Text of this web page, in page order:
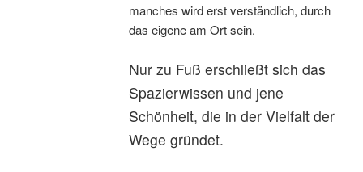
manches wird erst verständlich, durch
das eigene am Ort sein.
Nur zu Fuß erschließt sich das
Spazierwissen und jene
Schönheit, die in der Vielfalt der
Wege gründet.